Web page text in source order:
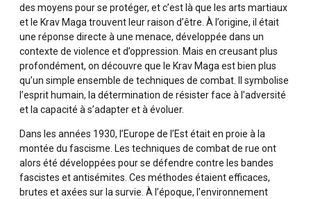
des moyens pour se protéger, et c’est là que les arts martiaux
et le Krav Maga trouvent leur raison d’être. À l’origine, il était
une réponse directe à une menace, développée dans un
contexte de violence et d’oppression. Mais en creusant plus
profondément, on découvre que le Krav Maga est bien plus
qu’un simple ensemble de techniques de combat. Il symbolise
l’esprit humain, la détermination de résister face à l’adversité
et la capacité à s’adapter et à évoluer.
Dans les années 1930, l’Europe de l’Est était en proie à la
montée du fascisme. Les techniques de combat de rue ont
alors été développées pour se défendre contre les bandes
fascistes et antisémites. Ces méthodes étaient efficaces,
brutes et axées sur la survie. À l’époque, l’environnement